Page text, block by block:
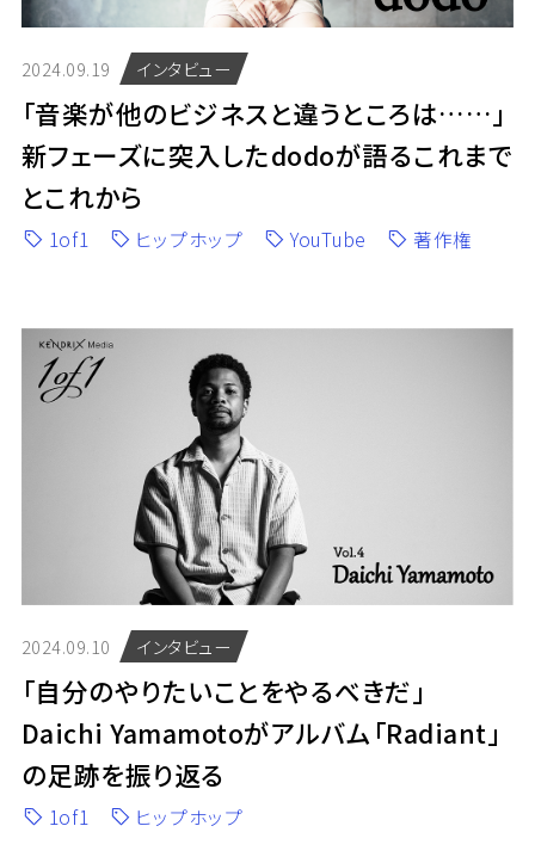
2024.09.19 インタビュー
「音楽が他のビジネスと違うところは……」
新フェーズに突入したdodoが語るこれまで
とこれから
1of1 ヒップホップ YouTube 著作権
2024.09.10 インタビュー
「自分のやりたいことをやるべきだ」
Daichi Yamamotoがアルバム「Radiant」
の足跡を振り返る
1of1 ヒップホップ